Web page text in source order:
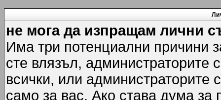
не мога да изпращам лични
Има три потенциални причини
сте влязъл, администраторите
всички, или
само за вас. Ако става дума за